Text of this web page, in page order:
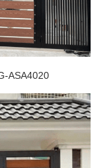
ASA4020